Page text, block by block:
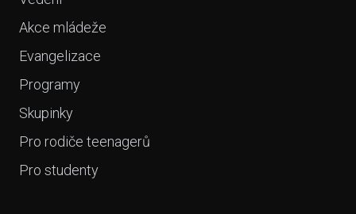
Akce mládeže
Evangelizace
Programy
Skupinky
Pro rodiče teenagerů
Pro studenty